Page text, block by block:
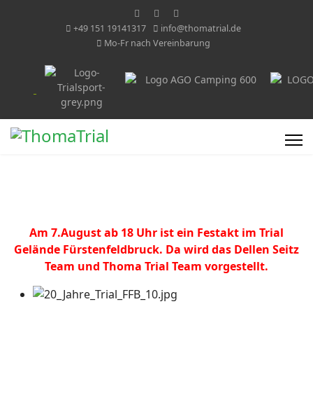
+49 151 19141317
info@thomatrial.de
Mo-Fr nach Vereinbarung
Am 7.August ab 18 Uhr ist ein Festakt im Trial
Gelände Fürstenfeldbruck. Da wird das Dellen Seitz
Team und Thoma Trial Team vorgestellt.